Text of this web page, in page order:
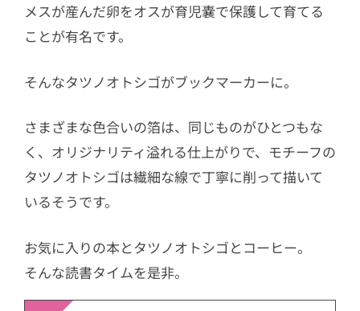
メスが産んだ卵をオスが育児嚢で保護して育てる
ことが有名です。
そんなタツノオトシゴがブックマーカーに。
さまざまな色合いの箔は、同じものがひとつもな
く、オリジナリティ溢れる仕上がりで、モチーフの
タツノオトシゴは繊細な線で丁寧に削って描いて
いるそうです。
お気に入りの本とタツノオトシゴとコーヒー。
そんな読書タイムを是非。